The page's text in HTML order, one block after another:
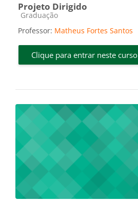
Projeto Dirigido
Categoria do curso
Graduação
Professor: Matheus Fortes Santos
Clique para entrar neste curso